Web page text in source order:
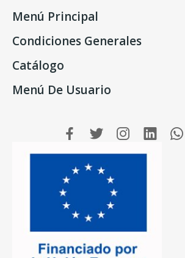
Menú Principal
Condiciones Generales
Catálogo
Menú De Usuario